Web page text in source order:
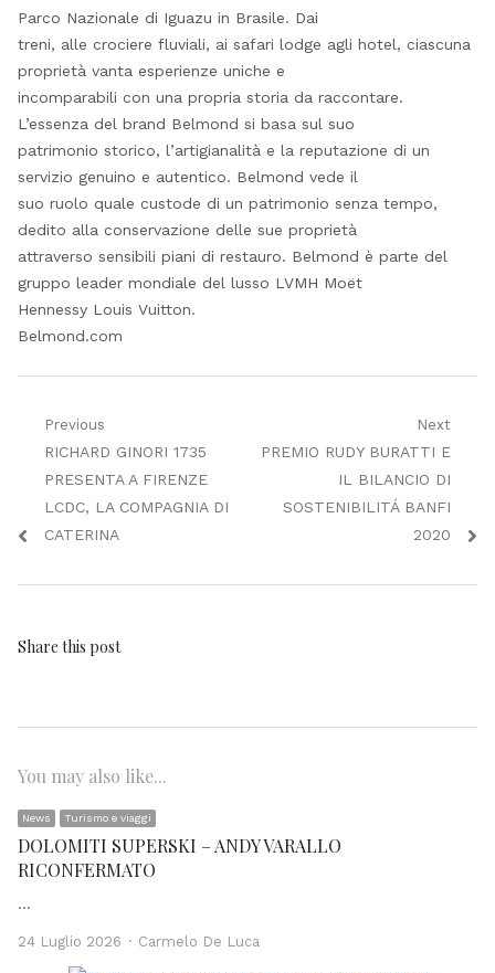
Parco Nazionale di Iguazu in Brasile. Dai
treni, alle crociere fluviali, ai safari lodge agli hotel, ciascuna
proprietà vanta esperienze uniche e
incomparabili con una propria storia da raccontare.
L’essenza del brand Belmond si basa sul suo
patrimonio storico, l’artigianalità e la reputazione di un
servizio genuino e autentico. Belmond vede il
suo ruolo quale custode di un patrimonio senza tempo,
dedito alla conservazione delle sue proprietà
attraverso sensibili piani di restauro. Belmond è parte del
gruppo leader mondiale del lusso LVMH Moët
Hennessy Louis Vuitton.
Belmond.com
Navigazione
articoli
Previous
Previous
post:
RICHARD GINORI 1735
PRESENTA A FIRENZE
LCDC, LA COMPAGNIA DI
CATERINA
Next
Next
PREMIO RUDY BURATTI E
IL BILANCIO DI
SOSTENIBILITÁ BANFI
2020
Share this post
You may also like...
News Turismo e viaggi
DOLOMITI SUPERSKI – ANDY VARALLO
RICONFERMATO
…
24 Luglio 2026 Author
Carmelo De Luca